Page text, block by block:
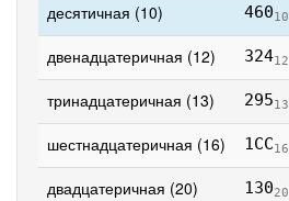
десятичная (10) 46010
двенадцатеричная (12) 32412
тринадцатеричная (13) 29513
шестнадцатеричная (16) 1CC16
двадцатеричная (20) 13020